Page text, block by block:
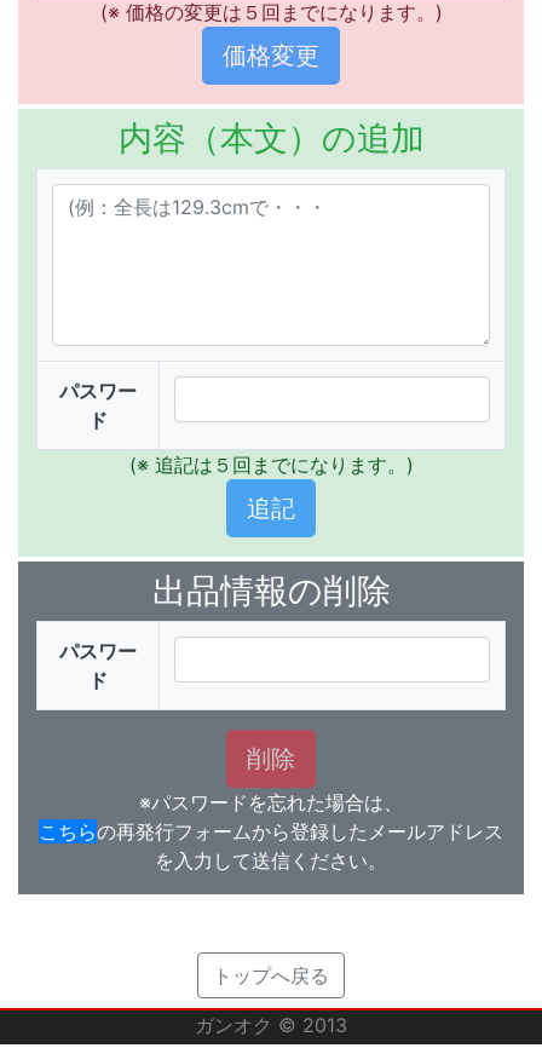
(※ 価格の変更は５回までになります。)
内容（本文）の追加
パスワー
ド
(※ 追記は５回までになります。)
出品情報の削除
パスワー
ド
※パスワードを忘れた場合は、
こちらの再発行フォームから登録したメールアドレス
を入力して送信ください。
トップへ戻る
ガンオク © 2013